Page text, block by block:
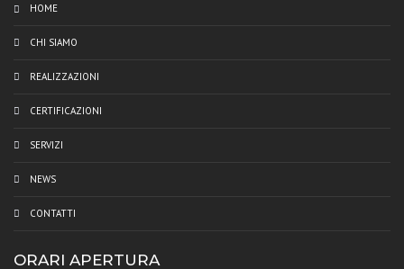
HOME
CHI SIAMO
REALIZZAZIONI
CERTIFICAZIONI
SERVIZI
NEWS
CONTATTI
ORARI APERTURA